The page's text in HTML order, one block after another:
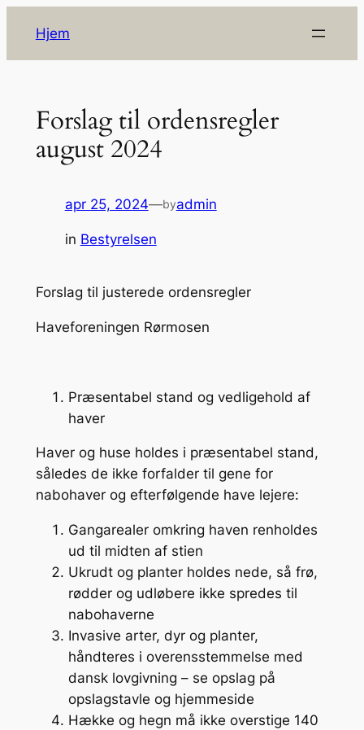
indhold
Hjem
Forslag til ordensregler
august 2024
apr 25, 2024—byadmin
in Bestyrelsen
Forslag til justerede ordensregler
Haveforeningen Rørmosen
Præsentabel stand og vedligehold af
haver
Haver og huse holdes i præsentabel stand,
således de ikke forfalder til gene for
nabohaver og efterfølgende have lejere:
Gangarealer omkring haven renholdes
ud til midten af stien
Ukrudt og planter holdes nede, så frø,
rødder og udløbere ikke spredes til
nabohaverne
Invasive arter, dyr og planter,
håndteres i overensstemmelse med
dansk lovgivning – se opslag på
opslagstavle og hjemmeside
Hække og hegn må ikke overstige 140